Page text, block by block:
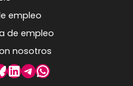
empleo
de empleo
nosotros
LinkedIn
Telegram
WhatsApp